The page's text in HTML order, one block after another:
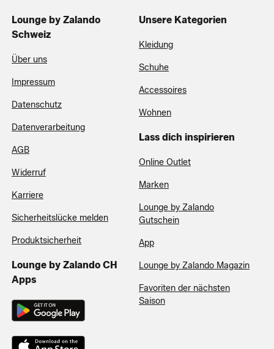
Lounge by Zalando
Schweiz
Über uns
Impressum
Datenschutz
Datenverarbeitung
AGB
Widerruf
Karriere
Sicherheitslücke melden
Produktsicherheit
Lounge by Zalando CH
Apps
Unsere Kategorien
Kleidung
Schuhe
Accessoires
Wohnen
Lass dich inspirieren
Online Outlet
Marken
Lounge by Zalando
Gutschein
App
Lounge by Zalando Magazin
Favoriten der nächsten
Saison